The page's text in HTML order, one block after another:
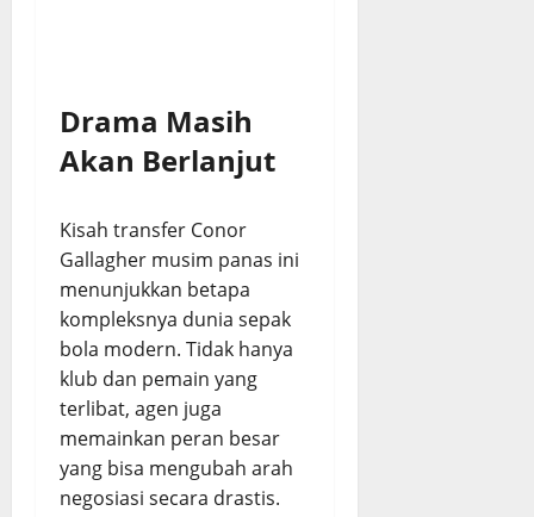
Drama Masih
Akan Berlanjut
Kisah transfer Conor
Gallagher musim panas ini
menunjukkan betapa
kompleksnya dunia sepak
bola modern. Tidak hanya
klub dan pemain yang
terlibat, agen juga
memainkan peran besar
yang bisa mengubah arah
negosiasi secara drastis.